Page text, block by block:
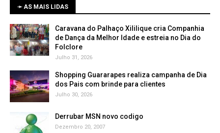
➛ AS MAIS LIDAS
Caravana do Palhaço Xililique cria Companhia
de Dança da Melhor Idade e estreia no Dia do
Folclore
Julho 31, 2026
Shopping Guararapes realiza campanha de Dia
dos Pais com brinde para clientes
Julho 30, 2026
Derrubar MSN novo codigo
Dezembro 20, 2007